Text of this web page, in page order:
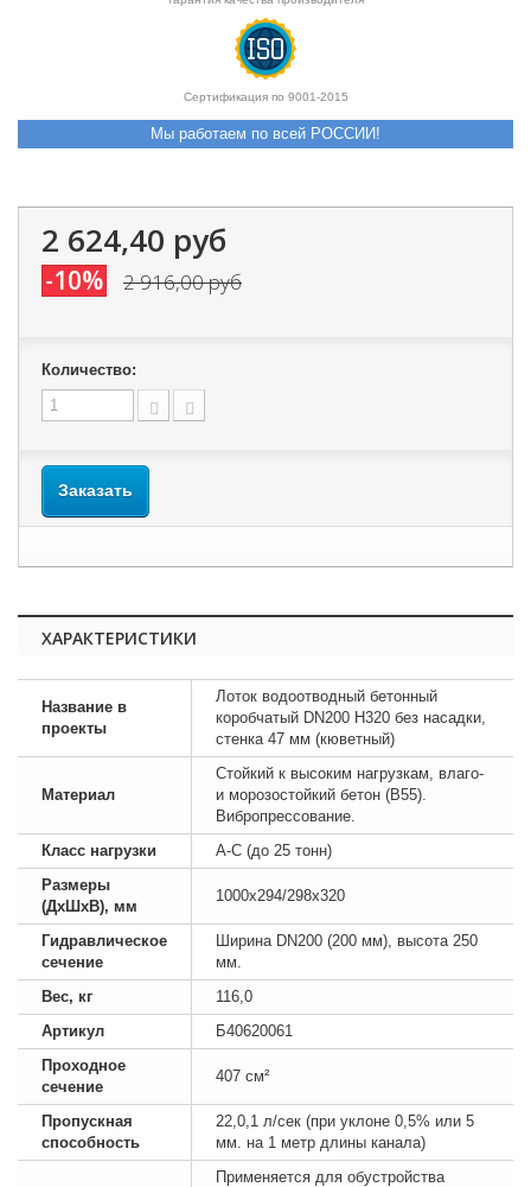
Сертификация по 9001-2015
Мы работаем по всей РОССИИ!
2 624,40 руб
-10% 2 916,00 руб
Количество:
Заказать
ХАРАКТЕРИСТИКИ
Название в
проекты
Лоток водоотводный бетонный
коробчатый DN200 H320 без насадки,
стенка 47 мм (кюветный)
Материал
Стойкий к высоким нагрузкам, влаго-
и морозостойкий бетон (B55).
Вибропрессование.
Класс нагрузки
А-С (до 25 тонн)
Размеры
(ДхШхВ), мм
1000х294/298х320
Гидравлическое
сечение
Ширина DN200 (200 мм), высота 250
мм.
Вес, кг
116,0
Артикул
Б40620061
Проходное
сечение
407 см²
Пропускная
способность
22,0,1 л/сек (при уклоне 0,5% или 5
мм. на 1 метр длины канала)
Применяется для обустройства